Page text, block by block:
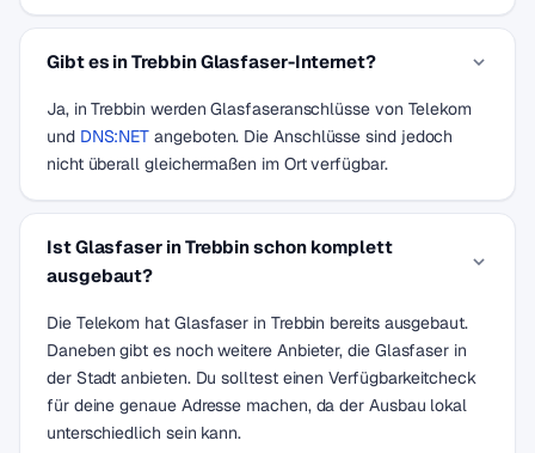
Gibt es in Trebbin Glasfaser-Internet?
Ja, in Trebbin werden Glasfaseranschlüsse von Telekom
und DNS:NET angeboten. Die Anschlüsse sind jedoch
nicht überall gleichermaßen im Ort verfügbar.
Ist Glasfaser in Trebbin schon komplett
ausgebaut?
Die Telekom hat Glasfaser in Trebbin bereits ausgebaut.
Daneben gibt es noch weitere Anbieter, die Glasfaser in
der Stadt anbieten. Du solltest einen Verfügbarkeitcheck
für deine genaue Adresse machen, da der Ausbau lokal
unterschiedlich sein kann.